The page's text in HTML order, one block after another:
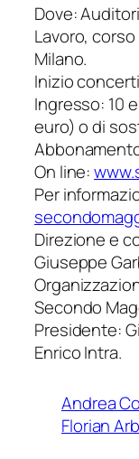
Dove:
Lavoro,
Milano.
Inizio
Ingresso: 10
euro) o di
On line:
Per
Direzione e
Giuseppe
Secondo
Presidente:
Enrico Intra.
Andrea
Florian